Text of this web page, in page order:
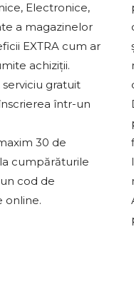
Electronice,
a magazinelor
EXTRA cum ar
achiziții.
gratuit
într-un
30 de
cumpărăturile
cod de
online.